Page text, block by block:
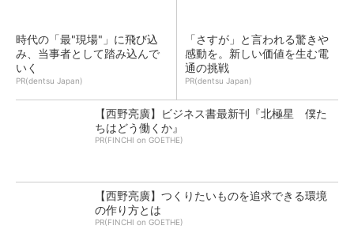
時代の「最"現場"」に飛び込
み、当事者として踏み込んで
いく
PR(dentsu Japan)
「さすが」と言われる驚きや
感動を。新しい価値を生む電
通の挑戦
PR(dentsu Japan)
【西野亮廣】ビジネス書最新刊『北極星 僕た
ちはどう働くか』
PR(FINCHI on GOETHE)
【西野亮廣】つくりたいものを追求できる環境
の作り方とは
PR(FINCHI on GOETHE)